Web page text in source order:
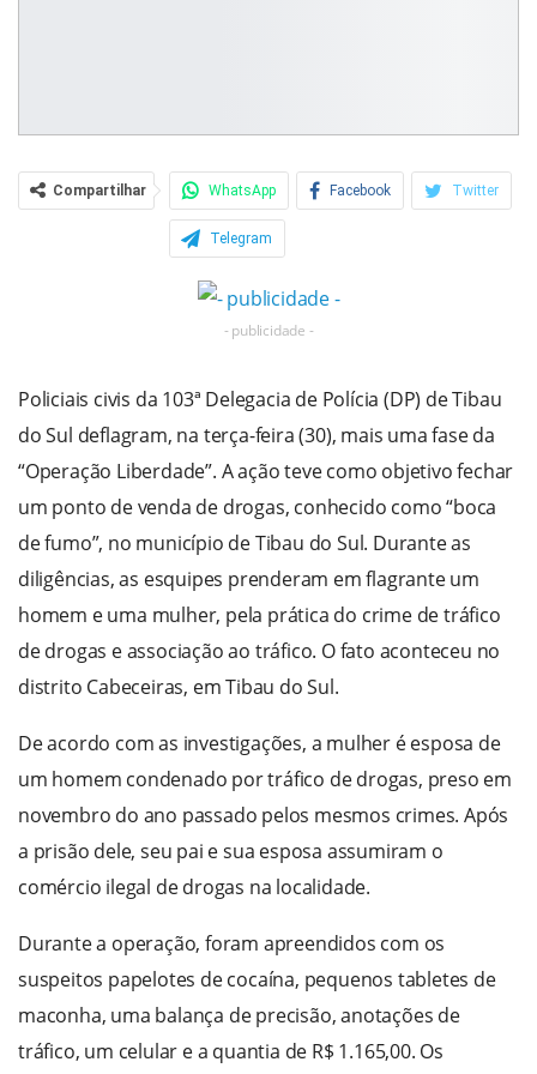
Compartilhar WhatsApp Facebook Twitter
Telegram
- publicidade -
Policiais civis da 103ª Delegacia de Polícia (DP) de Tibau
do Sul deflagram, na terça-feira (30), mais uma fase da
“Operação Liberdade”. A ação teve como objetivo fechar
um ponto de venda de drogas, conhecido como “boca
de fumo”, no município de Tibau do Sul. Durante as
diligências, as esquipes prenderam em flagrante um
homem e uma mulher, pela prática do crime de tráfico
de drogas e associação ao tráfico. O fato aconteceu no
distrito Cabeceiras, em Tibau do Sul.
De acordo com as investigações, a mulher é esposa de
um homem condenado por tráfico de drogas, preso em
novembro do ano passado pelos mesmos crimes. Após
a prisão dele, seu pai e sua esposa assumiram o
comércio ilegal de drogas na localidade.
Durante a operação, foram apreendidos com os
suspeitos papelotes de cocaína, pequenos tabletes de
maconha, uma balança de precisão, anotações de
tráfico, um celular e a quantia de R$ 1.165,00. Os